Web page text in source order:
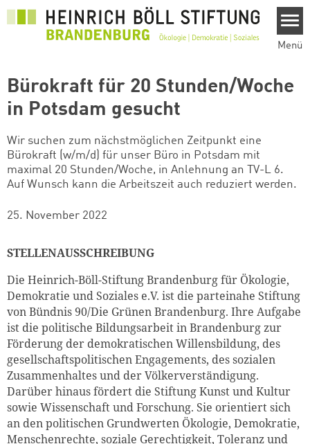
Menü
Bürokraft für 20 Stunden/Woche
in Potsdam gesucht
Wir suchen zum nächstmöglichen Zeitpunkt eine
Bürokraft (w/m/d) für unser Büro in Potsdam mit
maximal 20 Stunden/Woche, in Anlehnung an TV-L 6.
Auf Wunsch kann die Arbeitszeit auch reduziert werden.
25. November 2022
STELLENAUSSCHREIBUNG
Die Heinrich-Böll-Stiftung Brandenburg für Ökologie,
Demokratie und Soziales e.V. ist die parteinahe Stiftung
von Bündnis 90/Die Grünen Brandenburg. Ihre Aufgabe
ist die politische Bildungsarbeit in Brandenburg zur
Förderung der demokratischen Willensbildung, des
gesellschaftspolitischen Engagements, des sozialen
Zusammenhaltes und der Völkerverständigung.
Darüber hinaus fördert die Stiftung Kunst und Kultur
sowie Wissenschaft und Forschung. Sie orientiert sich
an den politischen Grundwerten Ökologie, Demokratie,
Menschenrechte, soziale Gerechtigkeit, Toleranz und